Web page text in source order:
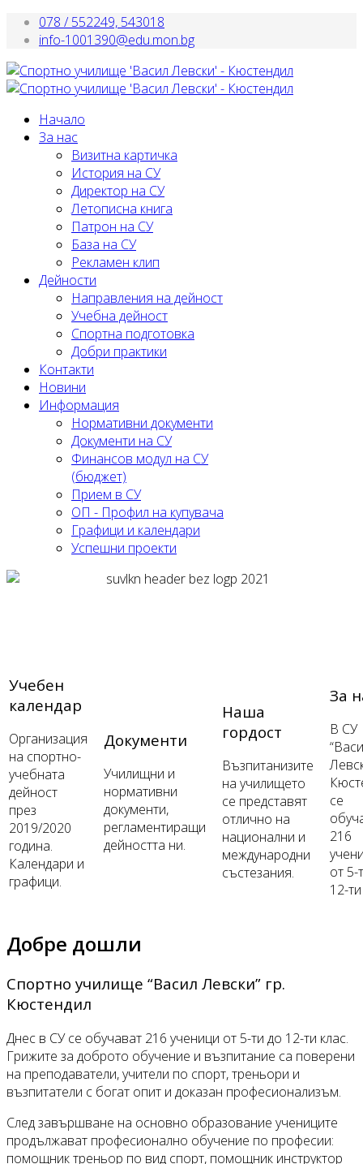
078 / 552249, 543018
info-1001390@edu.mon.bg
Начало
За нас
Визитна картичка
История на СУ
Директор на СУ
Летописна книга
Патрон на СУ
База на СУ
Рекламен клип
Дейности
Направления на дейност
Учебна дейност
Спортна подготовка
Добри практики
Контакти
Новини
Информация
Нормативни документи
Документи на СУ
Финансов модул на СУ
(бюджет)
Прием в СУ
ОП - Профил на купувача
Графици и календари
Успешни проекти
Учебен
календар
Организация
на спортно-
учебната
дейност
през
2019/2020
година.
Календари и
графици.
Документи
Училищни и
нормативни
документи,
регламентиращи
дейността ни.
Наша
гордост
Възпитанизите
на училището
се представят
отлично на
национални и
международни
състезания.
За
В СУ
се
216
от 5-
12-
Добре дошли
Спортно училище “Васил Левски” гр.
Кюстендил
Днес в СУ се обучават 216 ученици от 5-ти до 12-ти клас.
Грижите за доброто обучение и възпитание са поверени
на преподаватели, учители по спорт, треньори и
възпитатели с богат опит и доказан професионализъм.
След завършване на основно образование учениците
продължават професионално обучение по професии:
помощник треньор по вид спорт, помощник инструктор